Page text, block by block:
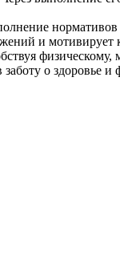
нормативов
и мотивирует
о здоровье